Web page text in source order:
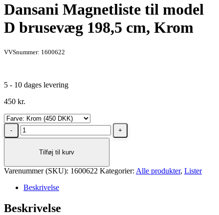
Dansani Magnetliste til model
D brusevæg 198,5 cm, Krom
VVSnummer: 1600622
5 - 10 dages levering
450 kr.
Dansani
Magnetliste
brusevæg
cm,
antal
Tilføj til kurv
Varenummer (SKU): 1600622 Kategorier: Alle produkter, Lister
Beskrivelse
Beskrivelse